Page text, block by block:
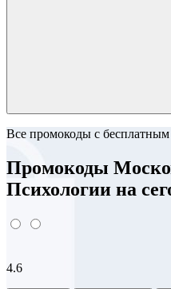
Все промокоды с
Промокоды
Психологии на
4.6